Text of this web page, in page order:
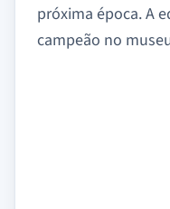
próxima época. A
campeão no